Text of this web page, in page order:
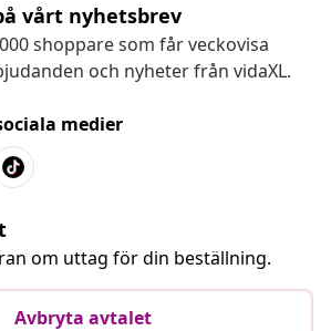
vårt nyhetsbrev
shoppare som får veckovisa
och nyheter från vidaXL.
medier
om uttag för din beställning.
Avbryta avtalet